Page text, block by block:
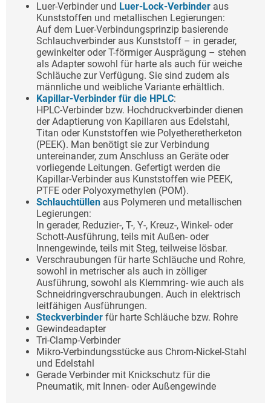
Luer-Verbinder und Luer-Lock-Verbinder aus
Kunststoffen und metallischen Legierungen:
Auf dem Luer-Verbindungsprinzip basierende
Schlauchverbinder aus Kunststoff – in gerader,
gewinkelter oder T-förmiger Ausprägung – stehen
als Adapter sowohl für harte als auch für weiche
Schläuche zur Verfügung. Sie sind zudem als
männliche und weibliche Variante erhältlich.
Kapillar-Verbinder für die HPLC:
HPLC-Verbinder bzw. Hochdruckverbinder dienen
der Adaptierung von Kapillaren aus Edelstahl,
Titan oder Kunststoffen wie Polyetheretherketon
(PEEK). Man benötigt sie zur Verbindung
untereinander, zum Anschluss an Geräte oder
vorliegende Leitungen. Gefertigt werden die
Kapillar-Verbinder aus Kunststoffen wie PEEK,
PTFE oder Polyoxymethylen (POM).
Schlauchtüllen aus Polymeren und metallischen
Legierungen:
In gerader, Reduzier-, T-, Y-, Kreuz-, Winkel- oder
Schott-Ausführung, teils mit Außen- oder
Innengewinde, teils mit Steg, teilweise lösbar.
Verschraubungen für harte Schläuche und Rohre,
sowohl in metrischer als auch in zölliger
Ausführung, sowohl als Klemmring- wie auch als
Schneidringverschraubungen. Auch in elektrisch
leitfähigen Ausführungen.
Steckverbinder für harte Schläuche bzw. Rohre
Gewindeadapter
Tri-Clamp-Verbinder
Mikro-Verbindungsstücke aus Chrom-Nickel-Stahl
und Edelstahl
Gerade Verbinder mit Knickschutz für die
Pneumatik, mit Innen- oder Außengewinde